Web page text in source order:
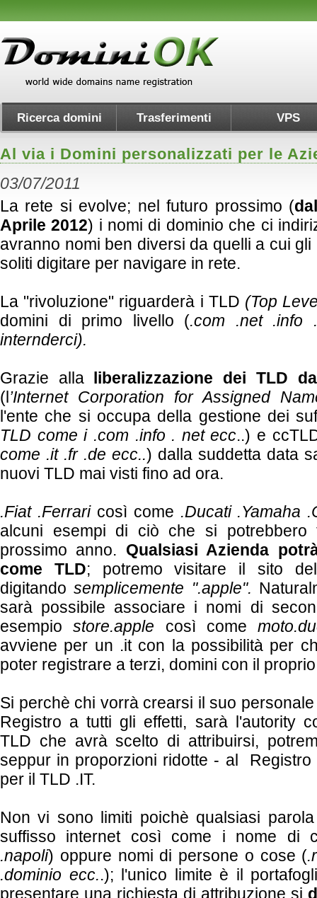
Ricerca domini Trasferimenti VPS
Al via i Domini personalizzati per le
03/07/2011
La rete si evolve; nel futuro prossimo (
Aprile 2012) i nomi di dominio che ci
avranno nomi ben diversi da quelli a cui
soliti digitare per navigare in rete.
La "rivoluzione" riguarderà i TLD (Top
domini di primo livello (.com .net .info
internderci).
Grazie alla liberalizzazione dei TLD
(l’Internet Corporation for Assigned
l'ente che si occupa della gestione dei
TLD come i .com .info . net ecc..) e
come .it .fr .de ecc..) dalla suddetta data
nuovi TLD mai visti fino ad ora.
.Fiat .Ferraricosì come .Ducati .Yamaha
alcuni esempi di ciò che si
prossimo anno. Qualsiasi Azienda
come TLD; potremo visitare il sito
digitando semplicemente ".apple".
sarà possibile associare i nomi di
esempiostore.apple così come
avviene per un .it con la possibilità per
poter registrare a terzi, domini con il
Si perchè chi vorrà crearsi il suo
Registro a tutti gli effetti, sarà l'autority
TLD che avrà scelto di attribuirsi,
seppur in proporzioni ridotte - al Registro
per il TLD .IT.
Non vi sono limiti poichè qualsiasi
suffisso internet così come i nome di
.napoli) oppure nomi di persone o cose (
.dominio ecc..); l'unico limite è il
presentare una richiesta di attribuzione si